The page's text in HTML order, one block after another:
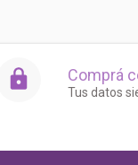
Comprá
Tus datos